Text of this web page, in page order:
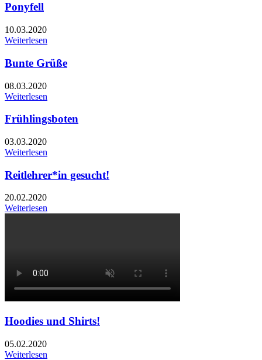
Ponyfell
10.03.2020
Weiterlesen
Bunte Grüße
08.03.2020
Weiterlesen
Frühlingsboten
03.03.2020
Weiterlesen
Reitlehrer*in gesucht!
20.02.2020
Weiterlesen
Hoodies und Shirts!
05.02.2020
Weiterlesen